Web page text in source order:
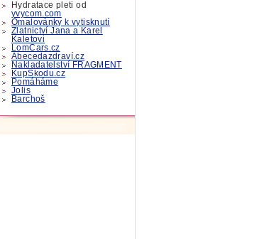
Hydratace pleti od
yvycom.com
Omalovánky k vytisknutí
Zlatnictví Jana a Karel
Kaletovi
LomCars.cz
Abecedazdraví.cz
Nakladatelství FRAGMENT
KupSkodu.cz
Pomáháme
Jolis
Barchoš